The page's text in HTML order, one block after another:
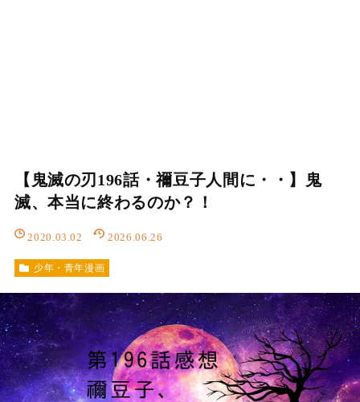
【鬼滅の刃196話・禰豆子人間に・・】鬼
滅、本当に終わるのか？！
2020.03.02 2026.06.26
少年・青年漫画